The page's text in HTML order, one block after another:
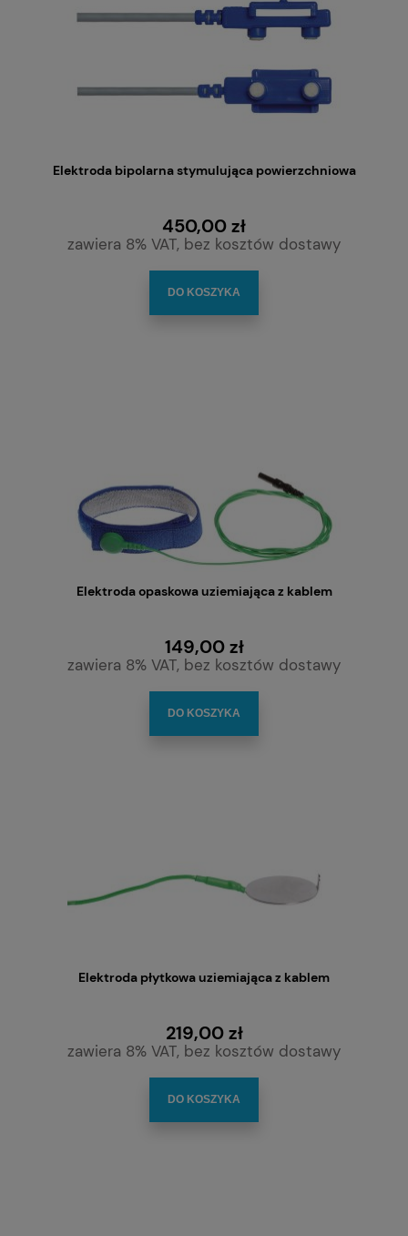
Elektroda bipolarna stymulująca powierzchniowa
450,00 zł
zawiera 8% VAT, bez kosztów dostawy
DO KOSZYKA
Elektroda opaskowa uziemiająca z kablem
149,00 zł
zawiera 8% VAT, bez kosztów dostawy
DO KOSZYKA
Elektroda płytkowa uziemiająca z kablem
219,00 zł
zawiera 8% VAT, bez kosztów dostawy
DO KOSZYKA